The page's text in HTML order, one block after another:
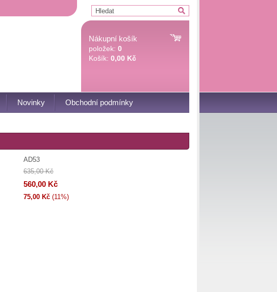
Nákupní košík
položek: 0
Košík: 0,00 Kč
Novinky Obchodní podmínky
AD53
635,00 Kč
560,00 Kč
75,00 Kč (11%)